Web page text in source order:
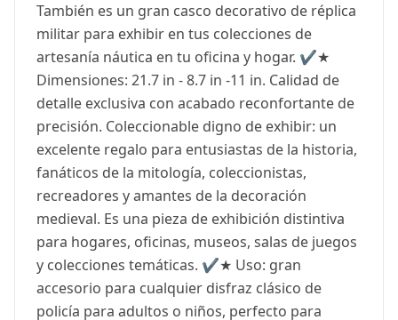
También es un gran casco decorativo de réplica
militar para exhibir en tus colecciones de
artesanía náutica en tu oficina y hogar. ✔️★
Dimensiones: 21.7 in - 8.7 in -11 in. Calidad de
detalle exclusiva con acabado reconfortante de
precisión. Coleccionable digno de exhibir: un
excelente regalo para entusiastas de la historia,
fanáticos de la mitología, coleccionistas,
recreadores y amantes de la decoración
medieval. Es una pieza de exhibición distintiva
para hogares, oficinas, museos, salas de juegos
y colecciones temáticas. ✔️★ Uso: gran
accesorio para cualquier disfraz clásico de
policía para adultos o niños, perfecto para